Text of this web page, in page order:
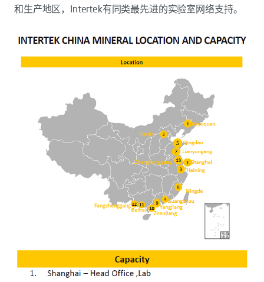
和生产地区，Intertek有同类最先进的实验室网络支持。